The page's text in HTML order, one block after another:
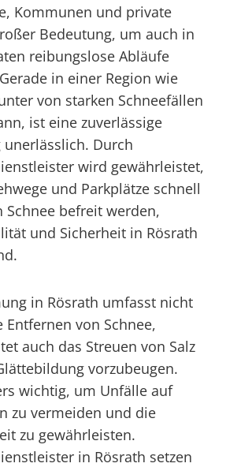
Kommunen und private
Bedeutung, um auch in
reibungslose Abläufe
in einer Region wie
von starken Schneefällen
ist eine zuverlässige
unerlässlich. Durch
wird gewährleistet,
und Parkplätze schnell
befreit werden,
und Sicherheit in Rösrath
in Rösrath umfasst nicht
von Schnee,
auch das Streuen von Salz
vorzubeugen.
wichtig, um Unfälle auf
zu vermeiden und die
zu gewährleisten.
in Rösrath setzen